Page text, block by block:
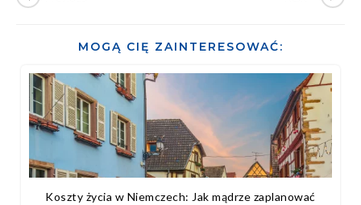
MOGĄ CIĘ ZAINTERESOWAĆ:
Koszty życia w Niemczech: Jak mądrze zaplanować